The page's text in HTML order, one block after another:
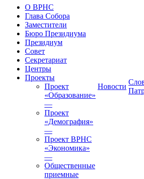
О ВРНС
Глава Собора
Заместители
Бюро Президиума
Президиум
Совет
Секретариат
Центры
Проекты
Проект
«Образование»
—
Проект
«Демография»
—
Проект ВРНС
«Экономика»
—
Общественные
приемные
Новости